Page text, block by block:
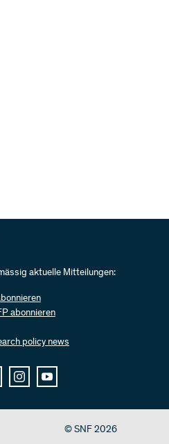
aktuelle Mitteilungen:
abonnieren
policy news
© SNF 2026